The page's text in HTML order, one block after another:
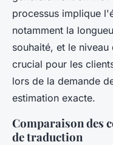
processus implique
notamment la
souhaité, et le
crucial pour les
lors de la demande
estimation exacte.
Comparaison des
de traduction